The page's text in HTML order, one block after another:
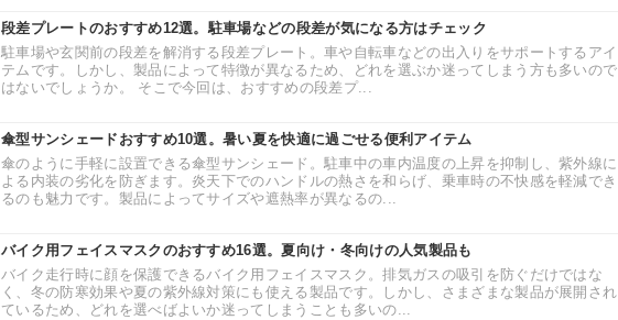
段差プレートのおすすめ12選。駐車場などの段差が気になる方はチェック
駐車場や玄関前の段差を解消する段差プレート。車や自転車などの出入りをサポートするアイ
テムです。しかし、製品によって特徴が異なるため、どれを選ぶか迷ってしまう方も多いので
はないでしょうか。 そこで今回は、おすすめの段差プ...
傘型サンシェードおすすめ10選。暑い夏を快適に過ごせる便利アイテム
傘のように手軽に設置できる傘型サンシェード。駐車中の車内温度の上昇を抑制し、紫外線に
よる内装の劣化を防ぎます。炎天下でのハンドルの熱さを和らげ、乗車時の不快感を軽減でき
るのも魅力です。製品によってサイズや遮熱率が異なるの...
バイク用フェイスマスクのおすすめ16選。夏向け・冬向けの人気製品も
バイク走行時に顔を保護できるバイク用フェイスマスク。排気ガスの吸引を防ぐだけではな
く、冬の防寒効果や夏の紫外線対策にも使える製品です。しかし、さまざまな製品が展開され
ているため、どれを選べばよいか迷ってしまうことも多いの...